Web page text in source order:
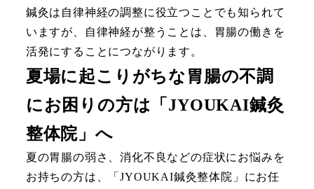
鍼灸は自律神経の調整に役立つことでも知られて
いますが、自律神経が整うことは、胃腸の働きを
活発にすることにつながります。
夏場に起こりがちな胃腸の不調
にお困りの方は「JYOUKAI鍼灸
整体院」へ
夏の胃腸の弱さ、消化不良などの症状にお悩みを
お持ちの方は、「JYOUKAI鍼灸整体院」にお任